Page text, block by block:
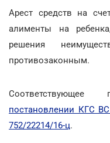
Арест средств на
алименты на
решения
противозаконным.
постановлении КГС
752/22214/16-ц.